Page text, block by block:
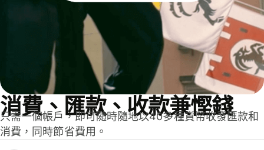
消費、匯款、收款兼慳錢
只需一個帳戶，即可隨時隨地以40多種貨幣收發匯款和
消費，同時節省費用。